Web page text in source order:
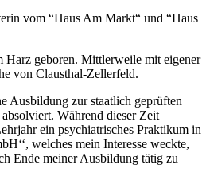
vom “Haus Am Markt“ und “Haus
Harz geboren. Mittlerweile mit eigener
von Clausthal-Zellerfeld.
Ausbildung zur staatlich geprüften
Während dieser Zeit
ein psychiatrisches Praktikum in
welches mein Interesse weckte,
Ende meiner Ausbildung tätig zu